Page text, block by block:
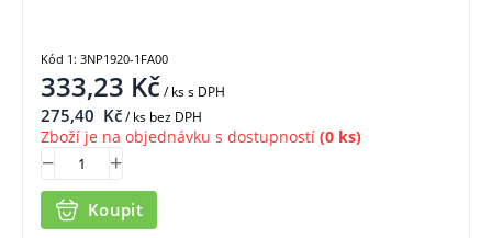
333,23 Kč/ kss DPH
275,40 Kč/ ks bez DPH
Zboží je na objednávku s dostupností (0 ks)
Koupit
Kód 1: 3NP1920-1FA00